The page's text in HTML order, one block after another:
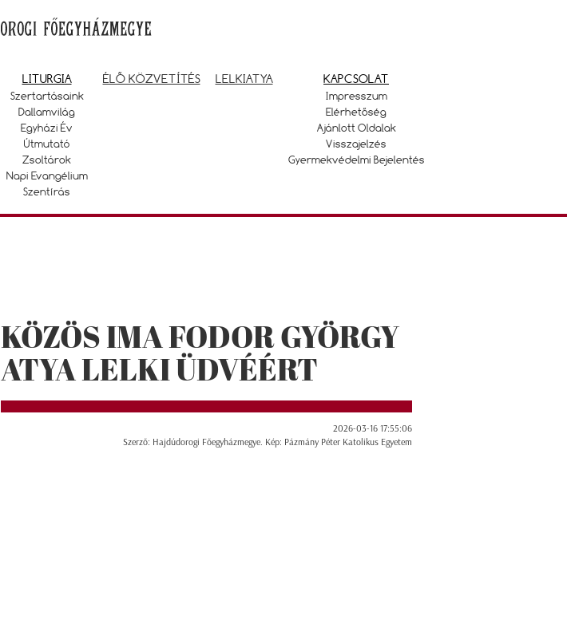
LITURGIA
Szertartásaink
Dallamvilág
Egyházi Év
Útmutató
Zsoltárok
Napi Evangélium
Szentírás
ÉLŐ KÖZVETÍTÉS LELKIATYA KAPCSOLAT
Impresszum
Elérhetőség
Ajánlott Oldalak
Visszajelzés
Gyermekvédelmi Bejelentés
KÖZÖS IMA FODOR GYÖRGY
ATYA LELKI ÜDVÉÉRT
2026-03-16 17:55:06
Szerző: Hajdúdorogi Főegyházmegye. Kép: Pázmány Péter Katolikus Egyetem